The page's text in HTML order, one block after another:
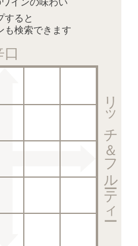
すると
も検索できます
口
リッチ＆フルーティー